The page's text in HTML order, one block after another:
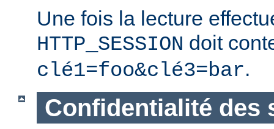
Une fois la lecture
HTTP_SESSION doit
clé1=foo&clé3=bar.
Confidentialité des